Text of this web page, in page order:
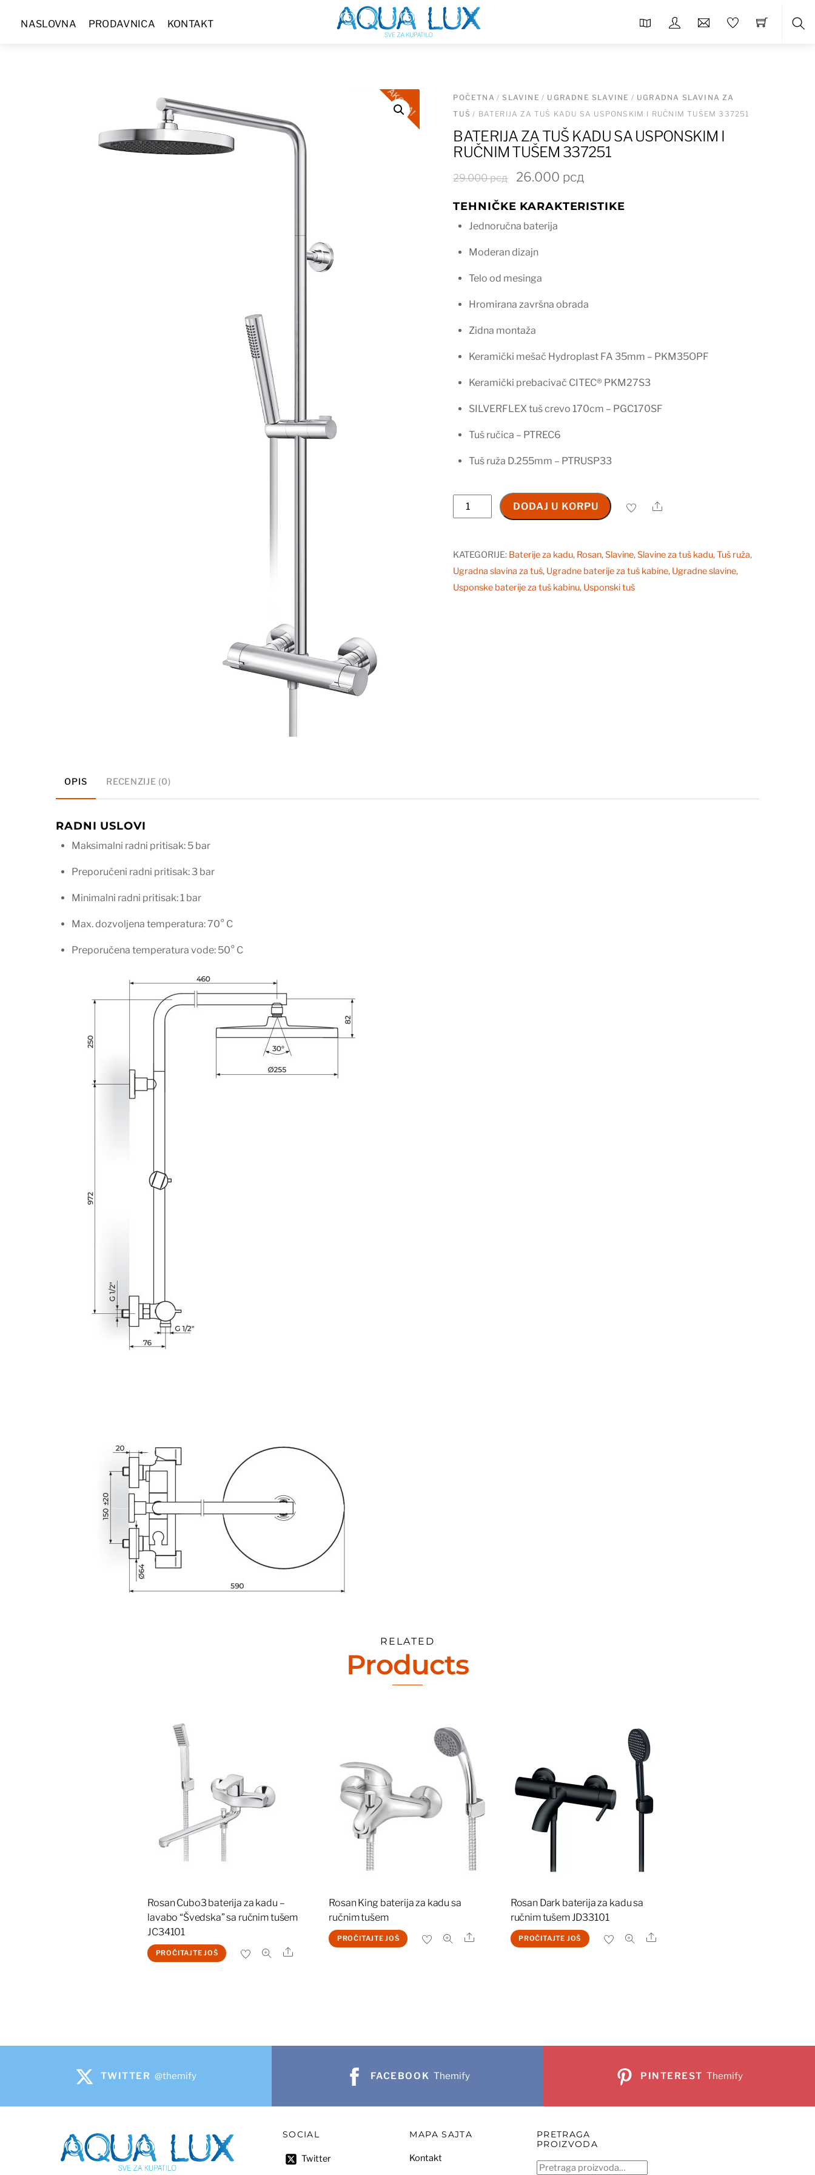
Menu
NASLOVNA PRODAVNICA KONTAKT
AKCIJA! POČETNA/SLAVINE / UGRADNE SLAVINE / UGRADNA SLAVINA ZA
TUŠ / BATERIJA ZA TUŠ KADU SA USPONSKIM I RUČNIM TUŠEM 337251
BATERIJA ZA TUŠ KADU SA USPONSKIM I
RUČNIM TUŠEM 337251
29.000рсд
Originalna
je
bila:
26.000 рсдTrenutna
je:
TEHNIČKE KARAKTERISTIKE
Jednoručna baterija
Moderan dizajn
Telo od mesinga
Hromirana završna obrada
Zidna montaža
Keramički mešač Hydroplast FA 35mm – PKM35OPF
Keramički prebacivač CITEC® PKM27S3
SILVERFLEX tuš crevo 170cm – PGC170SF
Tuš ručica – PTREC6
Tuš ruža D.255mm – PTRUSP33
BATERIJA
ZA
KADU
SA
USPONSKIM
DODAJ U KORPU Share
KATEGORIJE: Baterije za kadu, Rosan,Slavine,Slavine za tuš kadu,Tuš ruža,
Ugradna slavina za tuš, Ugradne baterije za tuš kabine, Ugradne slavine,
Usponske baterije za tuš kabinu, Usponski tuš
OPIS RECENZIJE (0)
RADNI USLOVI
Maksimalni radni pritisak: 5 bar
Preporučeni radni pritisak: 3 bar
Minimalni radni pritisak: 1 bar
Max. dozvoljena temperatura: 70° C
Preporučena temperatura vode: 50° C
RELATED
Products
Rosan Cubo3 baterija za kadu –
lavabo “Švedska” sa ručnim tušem
JC34101
PROČITAJTE JOŠ Share
Rosan King baterija za kadu sa
ručnim tušem
PROČITAJTE JOŠ Share
Rosan Dark baterija za kadu sa
ručnim tušem JD33101
PROČITAJTE JOŠ Share
TWITTER @themify FACEBOOK Themify PINTEREST Themify
SOCIAL
Twitter
MAPA SAJTA
Kontakt
PRETRAGA
PROIZVODA
Pretraga